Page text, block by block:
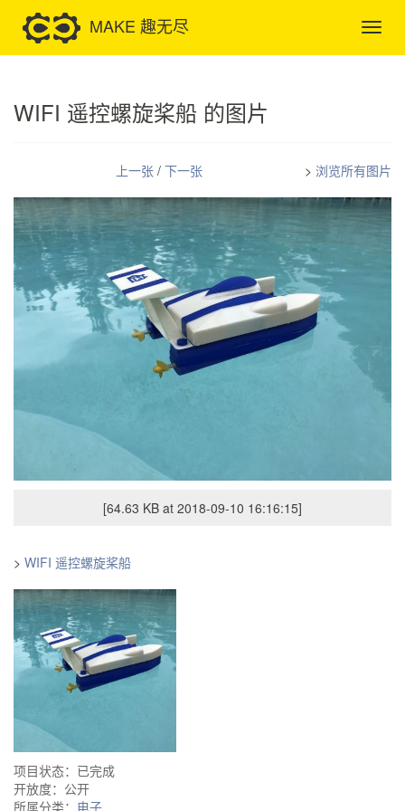
MAKE 趣无尽
WIFI 遥控螺旋桨船 的图片
上一张 / 下一张 > 浏览所有图片
[64.63 KB at 2018-09-10 16:16:15]
> WIFI 遥控螺旋桨船
项目状态：已完成
开放度：公开
所属分类： 电子